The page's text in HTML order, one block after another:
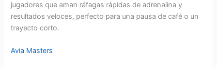
jugadores que aman ráfagas rápidas de adrenalina y
resultados veloces, perfecto para una pausa de café o un
trayecto corto.
Avia Masters